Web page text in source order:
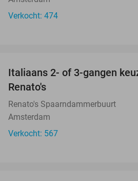
Verkocht: 474
Italiaans 2- of 3-gangen
Renato's
Renato's Spaarndammerbuurt
Amsterdam
Verkocht: 567